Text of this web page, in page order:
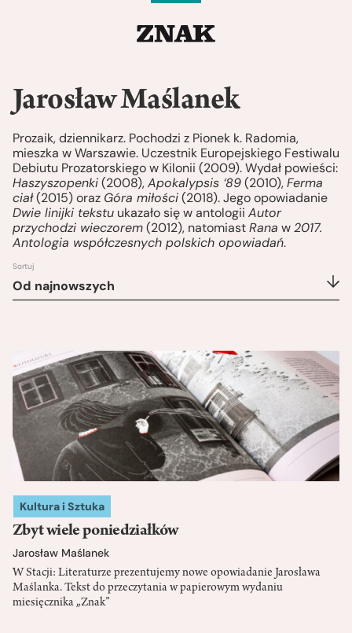
Jarosław Maślanek
Prozaik, dziennikarz. Pochodzi z Pionek k. Radomia,
mieszka w Warszawie. Uczestnik Europejskiego Festiwalu
Debiutu Prozatorskiego w Kilonii (2009). Wydał powieści:
Haszyszopenki(2008),Apokalypsis ‘89(2010),Ferma
ciał(2015) oraz Góra miłości(2018). Jego opowiadanie
Dwie linijki tekstu ukazało się w antologii Autor
przychodzi wieczorem(2012), natomiastRana w2017.
Antologia współczesnych polskich opowiadań.
Sortuj
Od najnowszych
Kultura i Sztuka
Zbyt wiele poniedziałków
Jarosław Maślanek
W Stacji: Literaturze prezentujemy nowe opowiadanie Jarosława
Maślanka. Tekst do przeczytania w papierowym wydaniu
miesięcznika „Znak”